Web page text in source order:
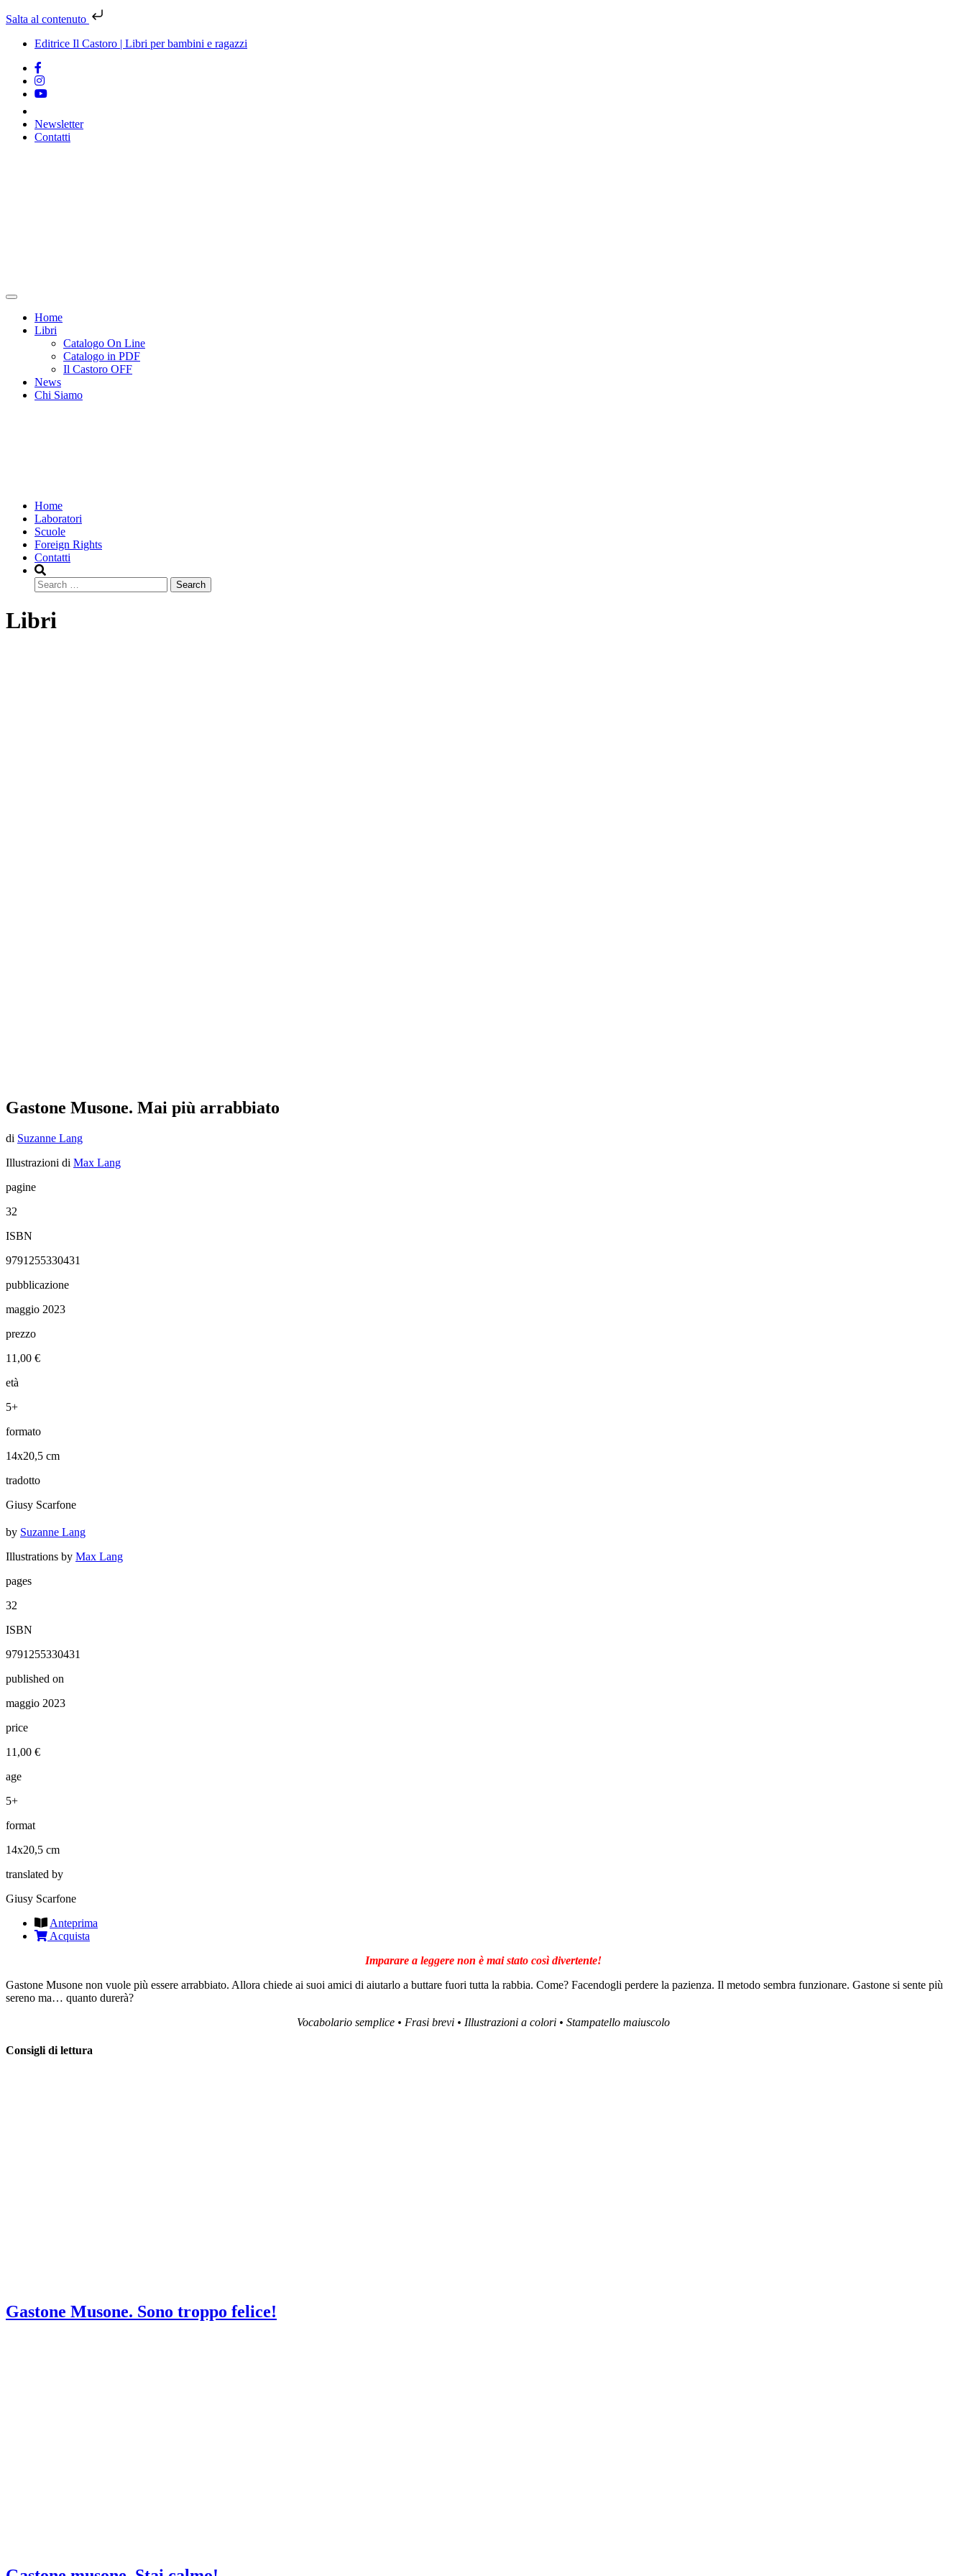
Salta al contenuto
Editrice Il Castoro | Libri per bambini e ragazzi
Newsletter
Contatti
Home
Libri
Catalogo On Line
Catalogo in PDF
Il Castoro OFF
News
Chi Siamo
Home
Laboratori
Scuole
Foreign Rights
Contatti
Search
Libri
Gastone Musone. Mai più arrabbiato
di Suzanne Lang
Illustrazioni di Max Lang
pagine
32
ISBN
9791255330431
pubblicazione
maggio 2023
prezzo
11,00 €
età
5+
formato
14x20,5 cm
tradotto
Giusy Scarfone
by Suzanne Lang
Illustrations by Max Lang
pages
32
ISBN
9791255330431
published on
maggio 2023
price
11,00 €
age
5+
format
14x20,5 cm
translated by
Giusy Scarfone
Anteprima
Acquista
Imparare a leggere non è mai stato così divertente!
Gastone Musone non vuole più essere arrabbiato. Allora chiede ai suoi amici di aiutarlo a buttare fuori tutta la rabbia. Come? Facendogli perdere la pazienza. Il metodo sembra funzionare. Gastone si sente più
sereno ma… quanto durerà?
Vocabolario semplice • Frasi brevi • Illustrazioni a colori • Stampatello maiuscolo
Consigli di lettura
Gastone Musone. Sono troppo felice!